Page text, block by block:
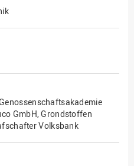
GmbH, Grondstoffen
Volksbank